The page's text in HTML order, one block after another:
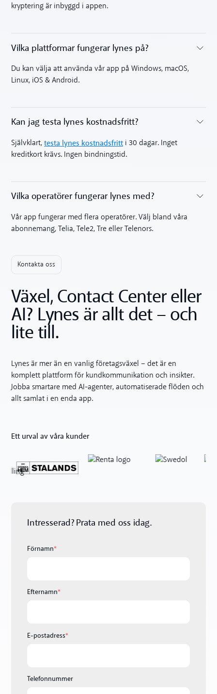
kryptering är inbyggd i appen.
Toggle accordion
Vilka plattformar fungerar lynes på?
Du kan välja att använda vår app på Windows, macOS,
Linux, iOS & Android.
Toggle accordion
Kan jag testa lynes kostnadsfritt?
Självklart,testa lynes kostnadsfritt i 30 dagar. Inget
kreditkort krävs. Ingen bindningstid.
Toggle accordion
Vilka operatörer fungerar lynes med?
Vår app fungerar med flera operatörer. Välj bland våra
abonnemang, Telia, Tele2, Tre eller Telenors.
Kontakta oss
Växel, Contact Center eller
AI? Lynes är allt det – och
lite till.
Lynes är mer än en vanlig företagsväxel – det är en
komplett plattform för kundkommunikation och insikter.
Jobba smartare med AI-agenter, automatiserade flöden och
allt samlat i en enda app.
Ett urval av våra kunder
Intresserad? Prata med oss idag.
Förnamn*
Efternamn*
E-postadress*
Telefonnummer